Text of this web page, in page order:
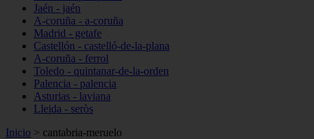
Jaén - jaén
A-coruña - a-coruña
Madrid - getafe
Castellón - castelló-de-la-plana
A-coruña - ferrol
Toledo - quintanar-de-la-orden
Palencia - palencia
Asturias - laviana
Lleida - seròs
Inicio > cantabria-meruelo